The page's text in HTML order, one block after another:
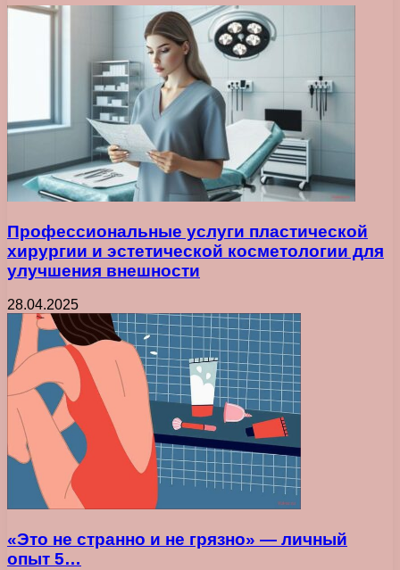
Профессиональные услуги пластической
хирургии и эстетической косметологии для
улучшения внешности
28.04.2025
«Это не странно и не грязно» — личный
опыт 5…